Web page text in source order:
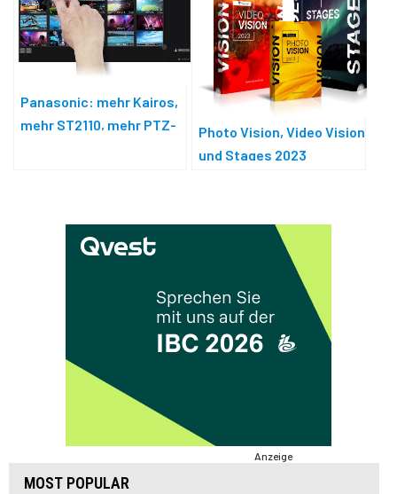
Panasonic: mehr Kairos,
mehr ST2110, mehr PTZ-
Photo Vision, Video Vision
und Stages 2023
Anzeige
MOST POPULAR